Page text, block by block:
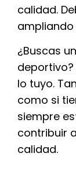
calidad.
¿Buscas
lo tuyo.
como si
siempre
contribuir
calidad.